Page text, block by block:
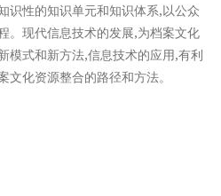
识性的知识单元和知识体系,以公众
。现代信息技术的发展,为档案文化
模式和新方法,信息技术的应用,有利
化资源整合的路径和方法。